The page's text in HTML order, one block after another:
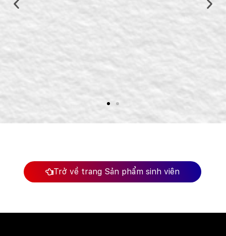
Trở về trang Sản phẩm sinh viên